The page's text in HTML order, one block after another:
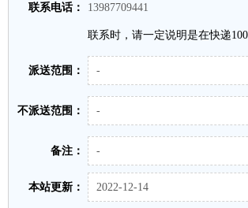
联系电话： 13987709441
联系时，请一定说明是在快递
派送范围： -
不派送范围： -
备注： -
本站更新： 2022-12-14